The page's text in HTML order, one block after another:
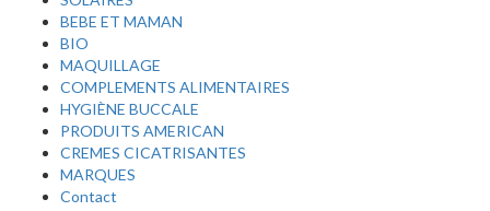
BEBE ET MAMAN
BIO
MAQUILLAGE
COMPLEMENTS ALIMENTAIRES
HYGIÈNE BUCCALE
PRODUITS AMERICAN
CREMES CICATRISANTES
MARQUES
Contact